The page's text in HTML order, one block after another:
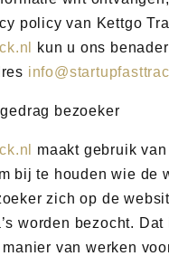
policy van Kettgo
kun u ons
bezoeker
maakt gebruik
bij te houden wie de
zich op de
worden bezocht. Dat
van werken